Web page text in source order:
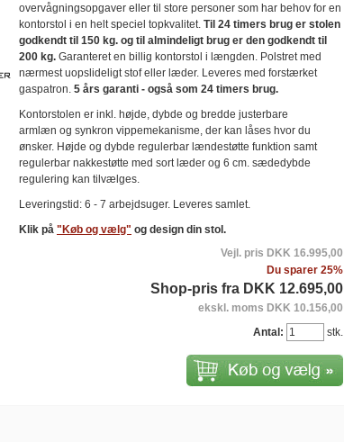
overvågningsopgaver eller til store personer som har behov for en
kontorstol i en helt speciel topkvalitet. Til 24 timers brug er stolen
godkendt til 150 kg. og til almindeligt brug er den godkendt til
200 kg. Garanteret en billig kontorstol i længden. Polstret med
nærmest uopslideligt stof eller læder. Leveres med forstærket
gaspatron. 5 års garanti - også som 24 timers brug.
Kontorstolen er inkl. højde, dybde og bredde justerbare
armlæn og synkron vippemekanisme, der kan låses hvor du
ønsker. Højde og dybde regulerbar lændestøtte funktion samt
regulerbar nakkestøtte med sort læder og 6 cm. sædedybde
regulering kan tilvælges.
Leveringstid: 6 - 7 arbejdsuger. Leveres samlet.
Klik på "Køb og vælg" og design din stol.
Vejl. pris DKK 16.995,00
Du sparer 25%
Shop-pris fra DKK 12.695,00
ekskl. moms DKK 10.156,00
Antal:
stk.